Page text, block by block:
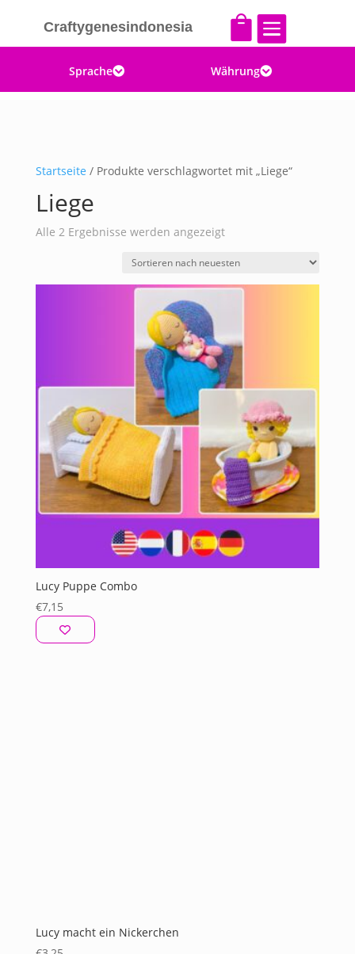
Craftygenesindonesia  
Sprache Währung
Startseite / Produkte verschlagwortet mit „Liege“
Liege
Alle 2 Ergebnisse werden angezeigtNach
sortiert
Lucy Puppe Combo
€7,15
Lucy macht ein Nickerchen